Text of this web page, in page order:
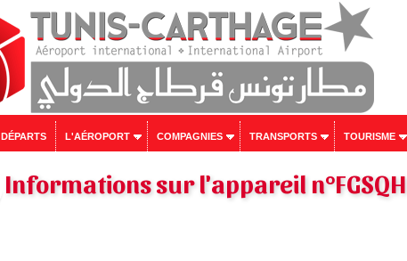
DÉPARTS L'AÉROPORT COMPAGNIES TRANSPORTS TOURISME
Informations sur l'appareil n°FGSQH